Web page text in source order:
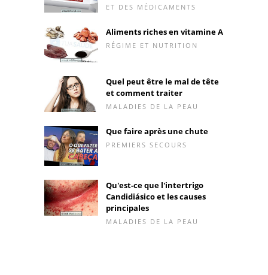
ET DES MÉDICAMENTS
Aliments riches en vitamine A
RÉGIME ET NUTRITION
Quel peut être le mal de tête
et comment traiter
MALADIES DE LA PEAU
Que faire après une chute
PREMIERS SECOURS
Qu'est-ce que l'intertrigo
Candidiásico et les causes
principales
MALADIES DE LA PEAU